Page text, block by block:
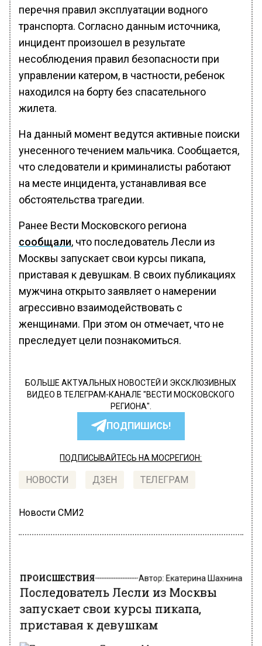
перечня правил эксплуатации водного
транспорта. Согласно данным источника,
инцидент произошел в результате
несоблюдения правил безопасности при
управлении катером, в частности, ребенок
находился на борту без спасательного
жилета.
На данный момент ведутся активные поиски
унесенного течением мальчика. Сообщается,
что следователи и криминалисты работают
на месте инцидента, устанавливая все
обстоятельства трагедии.
Ранее Вести Московского региона
сообщали, что последователь Лесли из
Москвы запускает свои курсы пикапа,
приставая к девушкам. В своих публикациях
мужчина открыто заявляет о намерении
агрессивно взаимодействовать с
женщинами. При этом он отмечает, что не
преследует цели познакомиться.
БОЛЬШЕ АКТУАЛЬНЫХ НОВОСТЕЙ И ЭКСКЛЮЗИВНЫХ
ВИДЕО В ТЕЛЕГРАМ-КАНАЛЕ "ВЕСТИ МОСКОВСКОГО
РЕГИОНА".
ПОДПИШИСЬ!
ПОДПИСЫВАЙТЕСЬ НА МОСРЕГИОН:
НОВОСТИ ДЗЕН ТЕЛЕГРАМ
Новости СМИ2
ПРОИСШЕСТВИЯ Автор: Екатерина Шахнина
Последователь Лесли из Москвы
запускает свои курсы пикапа,
приставая к девушкам